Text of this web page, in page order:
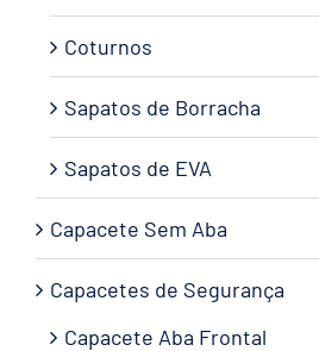
Coturnos
Sapatos de Borracha
Sapatos de EVA
Capacete Sem Aba
Capacetes de Segurança
Capacete Aba Frontal